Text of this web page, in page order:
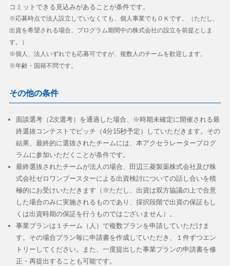
コミットできる見込みがあることが条件です。
※応募時点で法人設立していなくても、個人事業でもＯＫです。（ただし、
出資を希望される場合、プログラム期間中の株式会社の設立を前提としま
す。）
※個人、法人いずれでも応募可ですが、複数人のチームを歓迎します。
※年齢・国籍不問です。
その他の条件
面談選考（2次選考）を通過した場合、※時期未確定に開催される最
終選抜コンテストでピッチ（4分15秒予定）していただきます。その
結果、最終的に選抜されたチームには、本アクセラレータープログ
ラムに参加いただくことが条件です。
最終選抜されたチームが法人の場合、田辺三菱製薬株式会社及び株
式会社ゼロワンブースターによる出資検討についての話し合いを積
極的にお受けいただきます（※ただし、出資は双方協議の上で合意
した場合のみに実施されるものであり、採択段階で出資の保証もし
くは出資時期の保証を行うものではございません）。
事業プランは１チーム（人）で複数プランを申請していただけま
す。その場合プラン毎に申請書を作成していただき、１件ずつエン
トリーしてください。また、一度提出した事業プランの申請書を修
正・再提出することも可能です。